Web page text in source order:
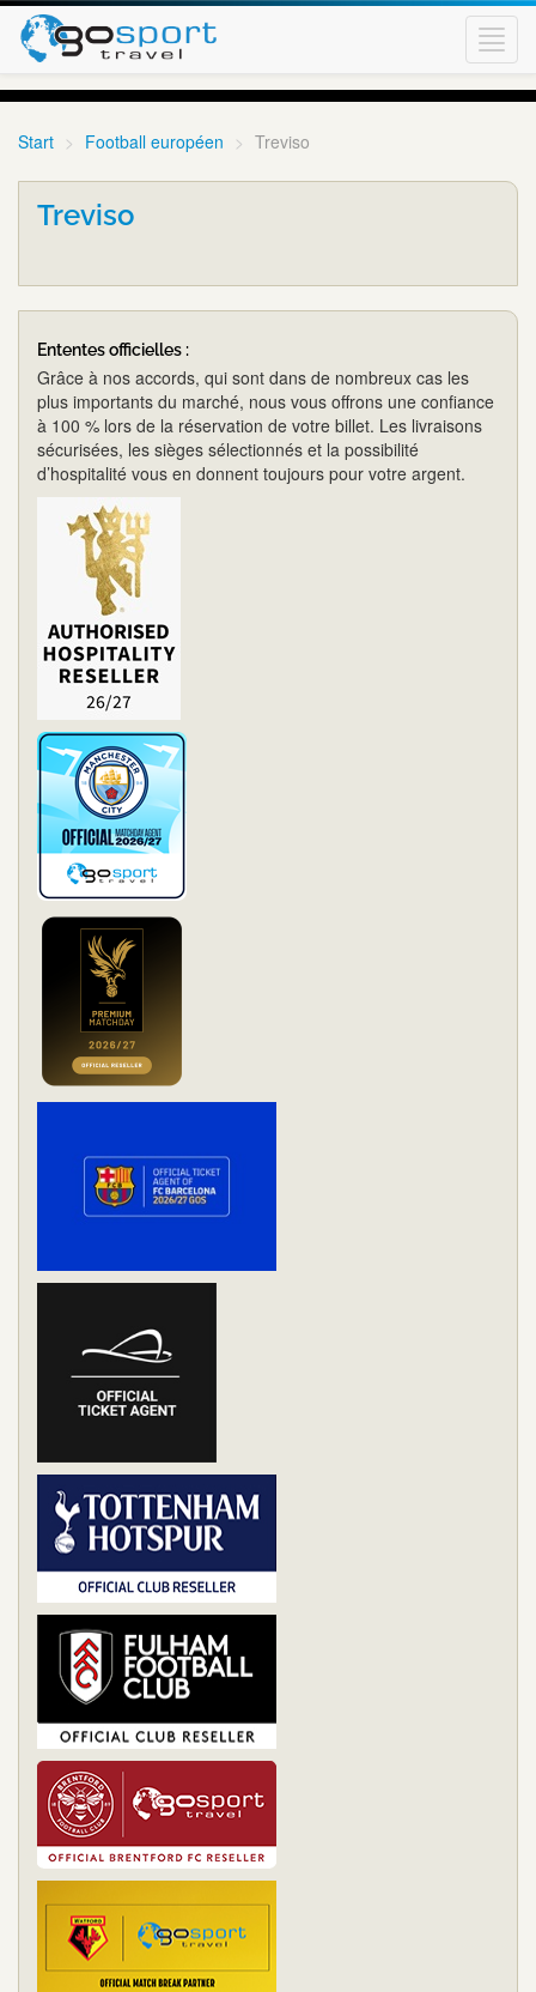
Start Football européen Treviso
Treviso
Ententes officielles :
Grâce à nos accords, qui sont dans de nombreux cas les
plus importants du marché, nous vous offrons une confiance
à 100 % lors de la réservation de votre billet. Les livraisons
sécurisées, les sièges sélectionnés et la possibilité
d’hospitalité vous en donnent toujours pour votre argent.